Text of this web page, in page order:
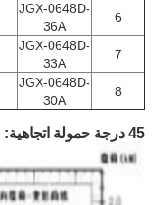
6
JGX-0648D-
36A
7
JGX-0648D-
33A
8
JGX-0648D-
30A
45 درجة حمولة اتجاهية: